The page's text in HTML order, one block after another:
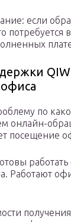
если
потребуется
по
онлайн-
посещение
Работают